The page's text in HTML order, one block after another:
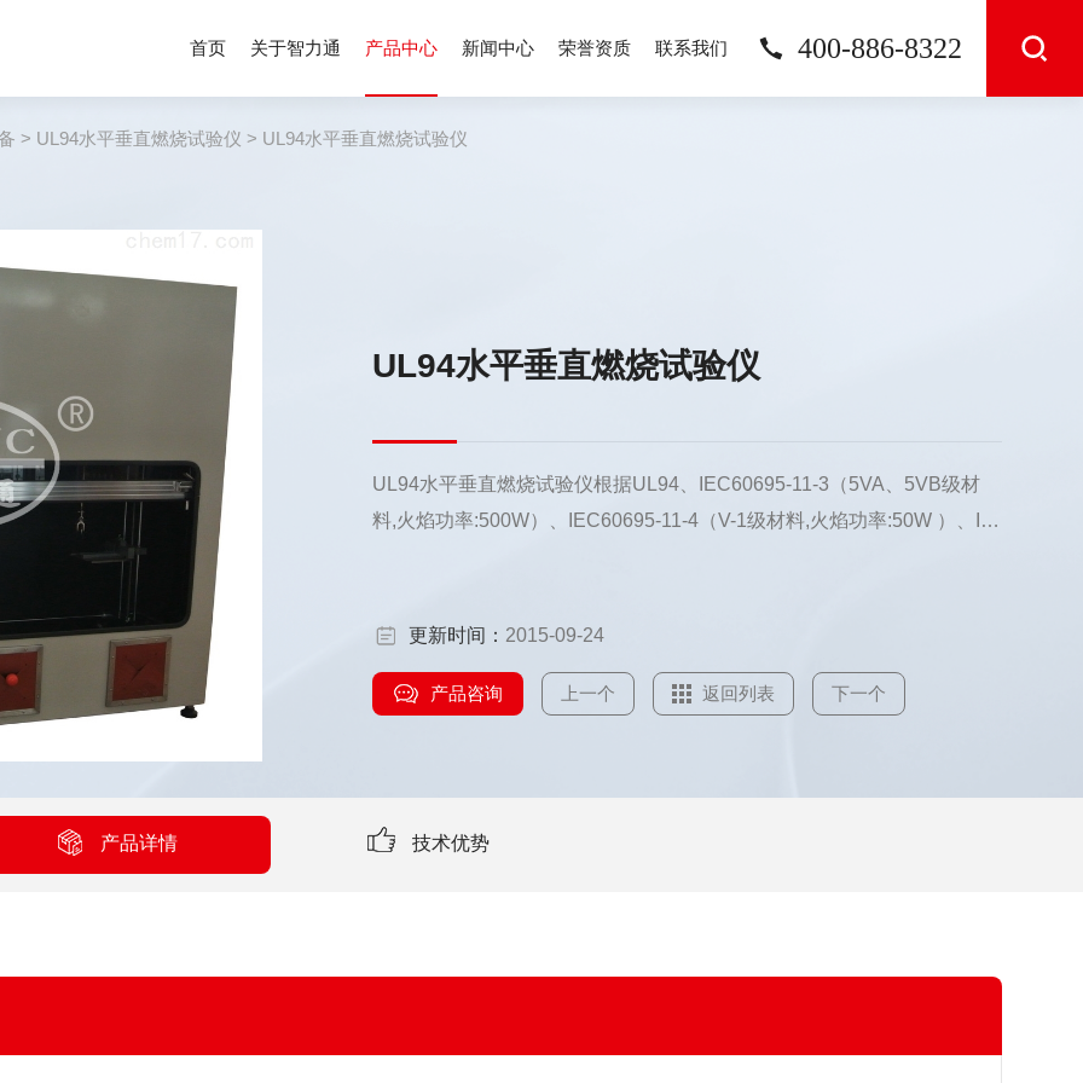
400-886-8322
首页 关于智力通 产品中心 新闻中心 荣誉资质 联系我们
> UL94水平垂直燃烧试验仪 > UL94水平垂直燃烧试验仪
UL94水平垂直燃烧试验仪
UL94水平垂直燃烧试验仪根据UL94、IEC60695-11-3（5VA、5VB级材
料,火焰功率:500W）、IEC60695-11-4（V-1级材料,火焰功率:50W ）、IE
响，以便通过模拟技术评定着火危险程
更新时间： 2015-09-24
产品咨询 上一个 返回列表 下一个
产品详情 技术优势